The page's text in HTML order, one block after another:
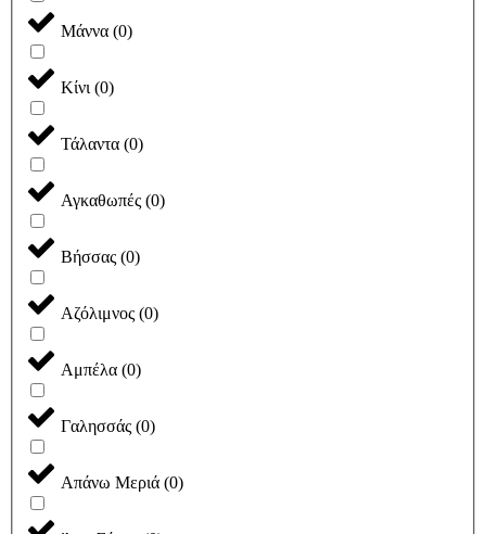
Μάννα (0)
Κίνι (0)
Τάλαντα (0)
Αγκαθωπές (0)
Βήσσας (0)
Αζόλιμνος (0)
Αμπέλα (0)
Γαλησσάς (0)
Απάνω Μεριά (0)